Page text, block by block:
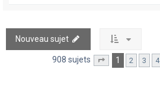
Nouveau sujet
908 sujets Page sur19
1 2 3 4